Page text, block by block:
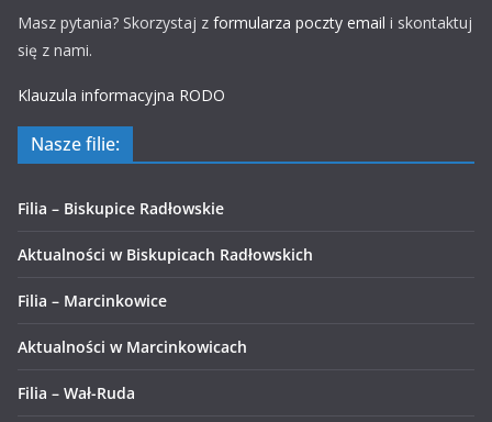
Masz pytania? Skorzystaj z formularza poczty email i skontaktuj
się z nami.
Klauzula informacyjna RODO
Nasze filie:
Filia – Biskupice Radłowskie
Aktualności w Biskupicach Radłowskich
Filia – Marcinkowice
Aktualności w Marcinkowicach
Filia – Wał-Ruda